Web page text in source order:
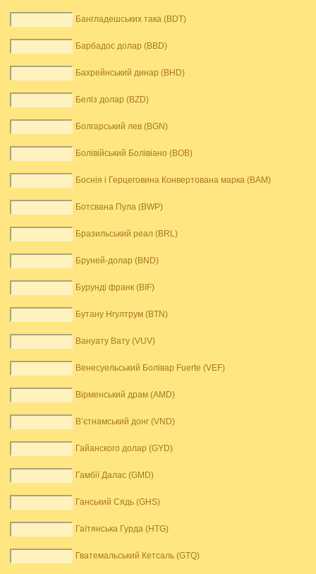
Бангладешських така (BDT)
Барбадос долар (BBD)
Бахрейнський динар (BHD)
Беліз долар (BZD)
Болгарський лев (BGN)
Болівійський Болівіано (BOB)
Боснія і Герцеговина Конвертована марка (BAM)
Ботсвана Пула (BWP)
Бразильський реал (BRL)
Бруней-долар (BND)
Бурунді франк (BIF)
Бутану Нгултрум (BTN)
Вануату Вату (VUV)
Венесуельський Болівар Fuerte (VEF)
Вірменський драм (AMD)
В’єтнамський донг (VND)
Гайанского долар (GYD)
Гамбії Далас (GMD)
Ганський Сядь (GHS)
Гаїтянська Гурда (HTG)
Гватемальський Кетсаль (GTQ)